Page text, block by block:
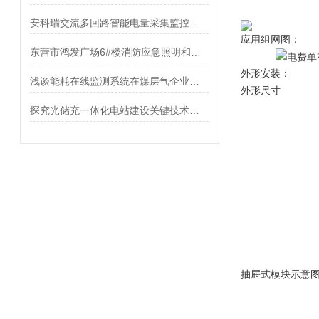
应用组网图：
外形安装：
外形尺寸
抽屉式模块示意